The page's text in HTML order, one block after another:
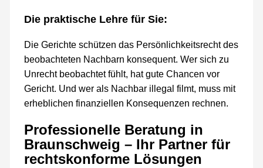
Die praktische Lehre für Sie:
Die Gerichte schützen das Persönlichkeitsrecht des
beobachteten Nachbarn konsequent. Wer sich zu
Unrecht beobachtet fühlt, hat gute Chancen vor
Gericht. Und wer als Nachbar illegal filmt, muss mit
erheblichen finanziellen Konsequenzen rechnen.
Professionelle Beratung in
Braunschweig – Ihr Partner für
rechtskonforme Lösungen